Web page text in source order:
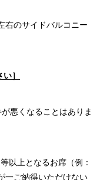
右のサイドバルコニー
］
悪くなることはありま
以上となるお席（例：
一ご納得いただけない